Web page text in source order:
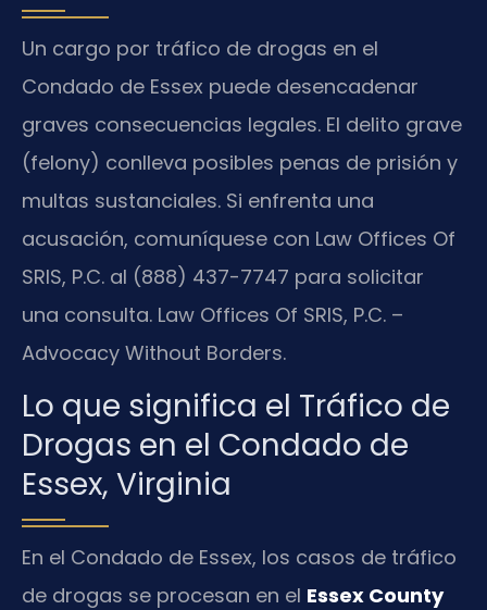
Un cargo por tráfico de drogas en el
Condado de Essex puede desencadenar
graves consecuencias legales. El delito grave
(felony) conlleva posibles penas de prisión y
multas sustanciales. Si enfrenta una
acusación, comuníquese con Law Offices Of
SRIS, P.C. al (888) 437-7747 para solicitar
una consulta. Law Offices Of SRIS, P.C. –
Advocacy Without Borders.
Lo que significa el Tráfico de
Drogas en el Condado de
Essex, Virginia
En el Condado de Essex, los casos de tráfico
de drogas se procesan en el Essex County